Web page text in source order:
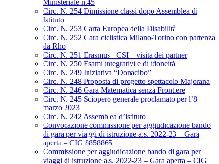
Ministeriale n.45
Circ. N. 254 Dimissione classi dopo Assemblea di
Istituto
Circ. N. 253 Carta Europea della Disabilità
Circ. N. 252 Gara ciclistica Milano-Torino con partenza
da Rho
Circ. N. 251 Erasmus+ CSI – visita dei partner
Circ. N. 250 Esami integrativi e di idoneità
Circ. N. 249 Iniziativa “Donacibo”
Circ. N. 248 Proposta di progetto spettacolo Majorana
Circ. N. 246 Gara Matematica senza Frontiere
Circ. N. 245 Sciopero generale proclamato per l’8
marzo 2023
Circ. N. 242 Assemblea d’istituto
Convocazione commissione per aggiudicazione bando
di gara per viaggi di istruzione a.s. 2022-23 – Gara
aperta – CIG 8858865
Commissione per aggiudicazione bando di gara per
viaggi di istruzione a.s. 2022-23 – Gara aperta – CIG